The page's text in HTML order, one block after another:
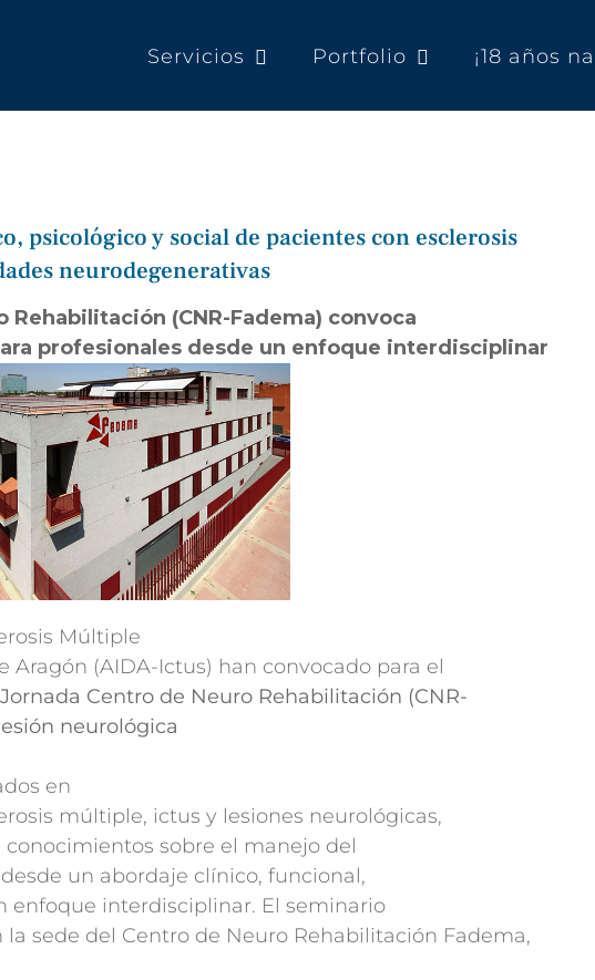
Servicios Portfolio ¡18 años
psicológico y social de pacientes con esclerosis
neurodegenerativas
Rehabilitación (CNR-Fadema) convoca
profesionales desde un enfoque interdisciplinar
Múltiple
Aragón (AIDA-Ictus) han convocado para el
Centro de Neuro Rehabilitación (CNR-
neurológica
en
múltiple, ictus y lesiones neurológicas,
sobre el manejo del
un abordaje clínico, funcional,
enfoque interdisciplinar. El seminario
la sede del Centro de Neuro Rehabilitación Fadema,